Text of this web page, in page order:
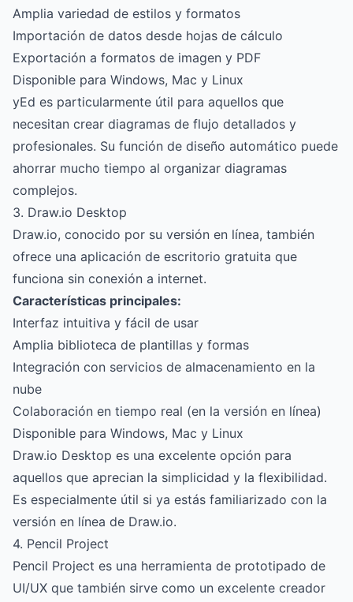
Amplia variedad de estilos y formatos
Importación de datos desde hojas de cálculo
Exportación a formatos de imagen y PDF
Disponible para Windows, Mac y Linux
yEd es particularmente útil para aquellos que
necesitan crear diagramas de flujo detallados y
profesionales. Su función de diseño automático puede
ahorrar mucho tiempo al organizar diagramas
complejos.
3. Draw.io Desktop
Draw.io, conocido por su versión en línea, también
ofrece una aplicación de escritorio gratuita que
funciona sin conexión a internet.
Características principales:
Interfaz intuitiva y fácil de usar
Amplia biblioteca de plantillas y formas
Integración con servicios de almacenamiento en la
nube
Colaboración en tiempo real (en la versión en línea)
Disponible para Windows, Mac y Linux
Draw.io Desktop es una excelente opción para
aquellos que aprecian la simplicidad y la flexibilidad.
Es especialmente útil si ya estás familiarizado con la
versión en línea de Draw.io.
4. Pencil Project
Pencil Project es una herramienta de prototipado de
UI/UX que también sirve como un excelente creador